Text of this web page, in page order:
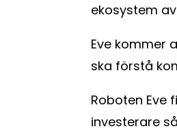
ekosystem
Eve kommer
ska förstå
Roboten Eve
investerare